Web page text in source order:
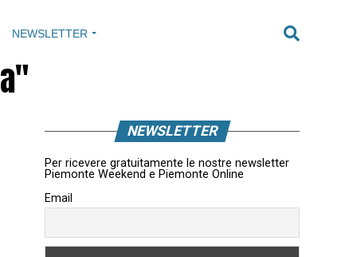
NEWSLETTER
NEWSLETTER
Per ricevere gratuitamente le nostre newsletter
Piemonte Weekend e Piemonte Online
Email